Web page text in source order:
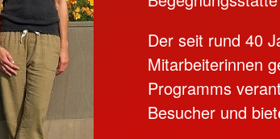
Der seit rund 40
Mitarbeiterinnen
Programms
Besucher und